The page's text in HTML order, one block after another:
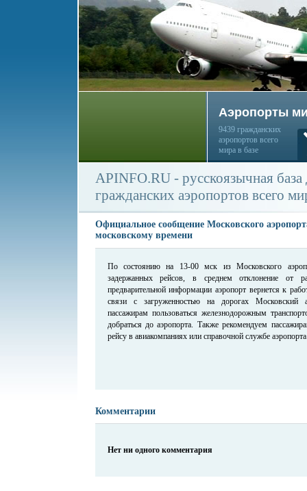
Аэропорты
9439 гражданских
аэропортов всего
мира в базе
APINFO.RU - русскоязычная
гражданских аэропортов всего
Официальное сообщение Московского
московскому времени
По состоянию на 13-00 мск из Московского
задержанных рейсов, в среднем отклонение от
предварительной информации аэропорт вернется к
связи с загруженностью на дорогах Московский
пассажирам пользоваться железнодорожным
добраться до аэропорта. Также рекомендуем
рейсу в авиакомпаниях или справочной службе
Комментарии
Нет ни одного комментария